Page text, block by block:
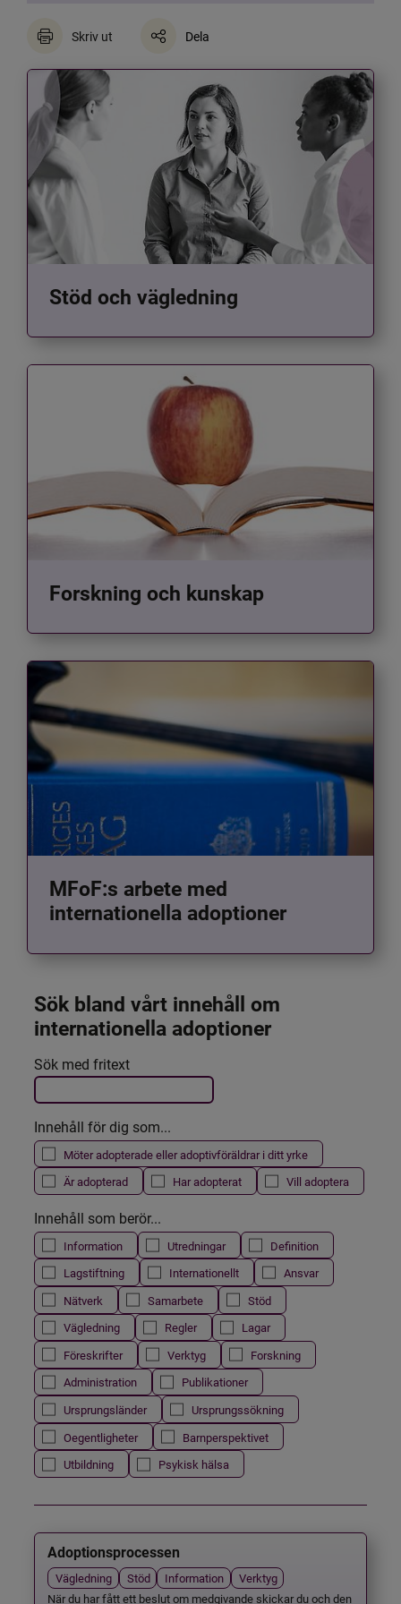
Skriv ut Dela
Stöd och vägledning
Forskning och kunskap
MFoF:s arbete med
internationella adoptioner
Sök bland vårt innehåll om
internationella adoptioner
Filtrera resultatet
Det här formuläret postas automatiskt
Sök med fritext
Innehåll för dig som...
Möter adopterade eller adoptivföräldrar i ditt yrke
Är adopterad
Har adopterat Vill adoptera
Innehåll som berör...
Information Utredningar
Definition
Lagstiftning
Internationellt
Ansvar
Nätverk
Samarbete
Stöd
Vägledning
Regler
Lagar
Föreskrifter
Verktyg
Forskning
Administration
Publikationer
Ursprungsländer
Ursprungssökning
Oegentligheter
Barnperspektivet
Utbildning
Psykisk hälsa
Adoptionsprocessen
Vägledning Stöd Information
Verktyg
När du har fått ett beslut om medgivande skickar du och den